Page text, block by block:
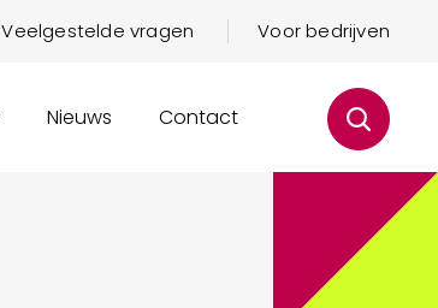
Veelgestelde vragen Voor bedrijven
Nieuws Contact